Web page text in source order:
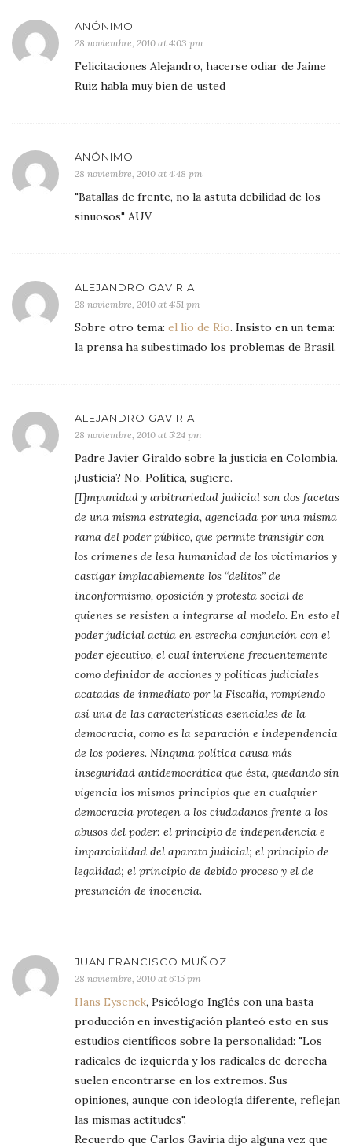
ANÓNIMO
28 noviembre, 2010 at 4:03 pm
Felicitaciones Alejandro, hacerse odiar de Jaime
Ruiz habla muy bien de usted
ANÓNIMO
28 noviembre, 2010 at 4:48 pm
"Batallas de frente, no la astuta debilidad de los
sinuosos" AUV
ALEJANDRO GAVIRIA
28 noviembre, 2010 at 4:51 pm
Sobre otro tema: el lío de Río. Insisto en un tema:
la prensa ha subestimado los problemas de Brasil.
ALEJANDRO GAVIRIA
28 noviembre, 2010 at 5:24 pm
Padre Javier Giraldo sobre la justicia en Colombia.
¡Justicia? No. Política, sugiere.
[I]mpunidad y arbitrariedad judicial son dos facetas
de una misma estrategia, agenciada por una misma
rama del poder público, que permite transigir con
los crímenes de lesa humanidad de los victimarios y
castigar implacablemente los “delitos” de
inconformismo, oposición y protesta social de
quienes se resisten a integrarse al modelo. En esto el
poder judicial actúa en estrecha conjunción con el
poder ejecutivo, el cual interviene frecuentemente
como definidor de acciones y políticas judiciales
acatadas de inmediato por la Fiscalía, rompiendo
así una de las características esenciales de la
democracia, como es la separación e independencia
de los poderes. Ninguna política causa más
inseguridad antidemocrática que ésta, quedando sin
vigencia los mismos principios que en cualquier
democracia protegen a los ciudadanos frente a los
abusos del poder: el principio de independencia e
imparcialidad del aparato judicial; el principio de
legalidad; el principio de debido proceso y el de
presunción de inocencia.
JUAN FRANCISCO MUÑOZ
28 noviembre, 2010 at 6:15 pm
Hans Eysenck, Psicólogo Inglés con una basta
producción en investigación planteó esto en sus
estudios científicos sobre la personalidad: "Los
radicales de izquierda y los radicales de derecha
suelen encontrarse en los extremos. Sus
opiniones, aunque con ideología diferente, reflejan
las mismas actitudes".
Recuerdo que Carlos Gaviria dijo alguna vez que